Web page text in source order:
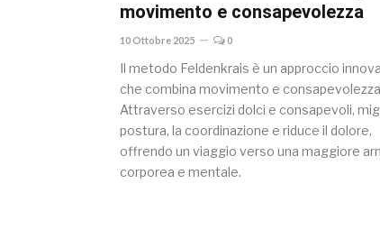
movimento e consapevolezza
10 Ottobre 2025 0
Il metodo Feldenkrais è un approccio
che combina movimento e
Attraverso esercizi dolci e consapevoli,
postura, la coordinazione e riduce il dolore,
offrendo un viaggio verso una maggiore
corporea e mentale.